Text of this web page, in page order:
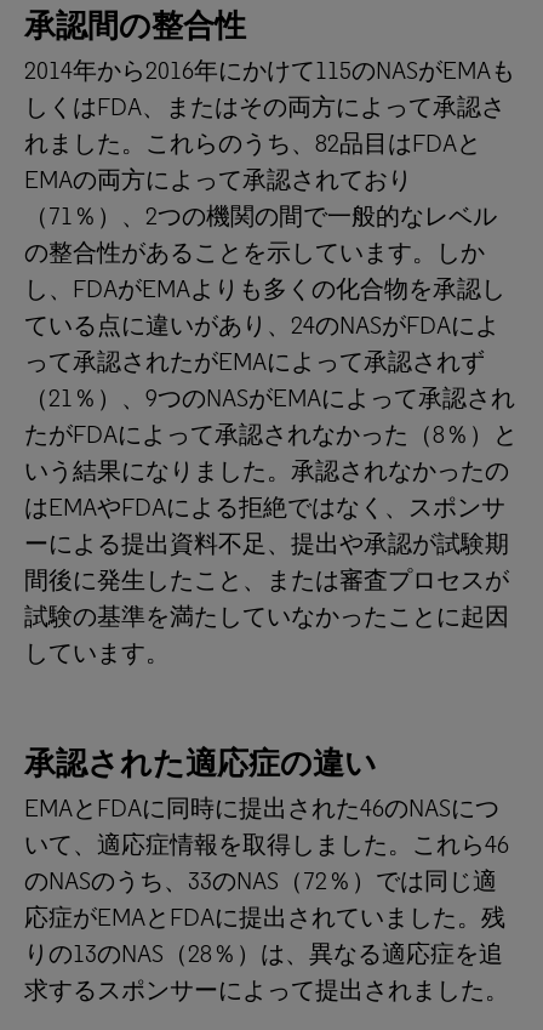
承認間の整合性
2014年から2016年にかけて115のNASがEMAも
しくはFDA、またはその両方によって承認さ
れました。これらのうち、82品目はFDAと
EMAの両方によって承認されており
（71％）、2つの機関の間で一般的なレベル
の整合性があることを示しています。しか
し、FDAがEMAよりも多くの化合物を承認し
ている点に違いがあり、24のNASがFDAによ
って承認されたがEMAによって承認されず
（21％）、9つのNASがEMAによって承認され
たがFDAによって承認されなかった（8％）と
いう結果になりました。承認されなかったの
はEMAやFDAによる拒絶ではなく、スポンサ
ーによる提出資料不足、提出や承認が試験期
間後に発生したこと、または審査プロセスが
試験の基準を満たしていなかったことに起因
しています。
承認された適応症の違い
EMAとFDAに同時に提出された46のNASにつ
いて、適応症情報を取得しました。これら46
のNASのうち、33のNAS（72％）では同じ適
応症がEMAとFDAに提出されていました。残
りの13のNAS（28％）は、異なる適応症を追
求するスポンサーによって提出されました。